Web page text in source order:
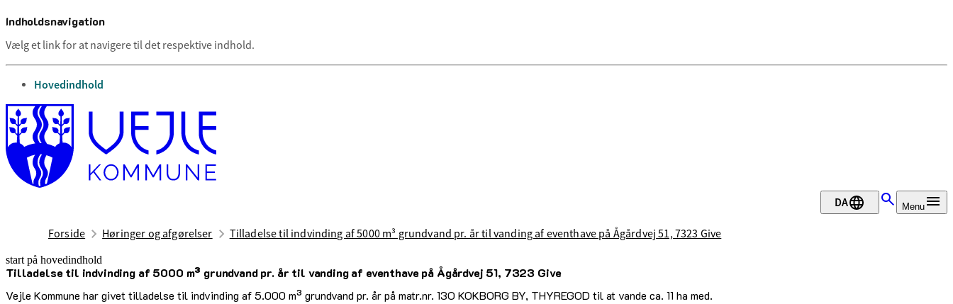
Indholdsnavigation
Vælg et link for at navigere til det respektive indhold.
gå til
Hovedindhold
DA Menu
Forside Høringer og afgørelser Tilladelse til indvinding af 5000 m³ grundvand pr. år til vanding af eventhave på Ågårdvej 51, 7323 Give
start på hovedindhold
Tilladelse til indvinding af 5000 m³ grundvand pr. år til vanding af eventhave på Ågårdvej 51, 7323 Give
Vejle Kommune har givet tilladelse til indvinding af 5.000 m³ grundvand pr. år på matr.nr. 13O KOKBORG BY, THYREGOD til at vande ca. 11 ha med.
senest opdateret 22. april 2025